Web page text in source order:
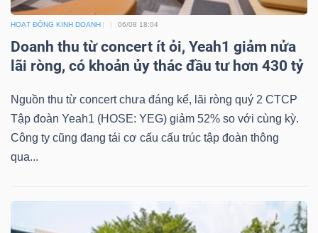
HOẠT ĐỘNG KINH DOANH 06/08 18:04
Doanh thu từ concert ít ỏi, Yeah1 giảm nửa
lãi ròng, có khoản ủy thác đầu tư hơn 430 tỷ
Nguồn thu từ concert chưa đáng kể, lãi ròng quý 2 CTCP
Tập đoàn Yeah1 (HOSE: YEG) giảm 52% so với cùng kỳ.
Công ty cũng đang tái cơ cấu cấu trúc tập đoàn thông
qua...
KHỎE
TÀI
CHÍNH
NGHỆ